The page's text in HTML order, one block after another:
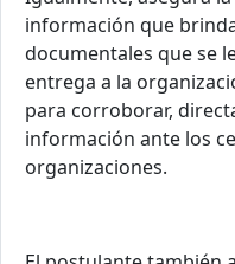
información que
documentales que se
entrega a la
para corroborar,
información ante los
organizaciones.